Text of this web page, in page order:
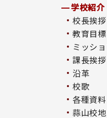
学校紹介
校長挨拶
教育目標
ミッシ
課長挨拶
沿革
校歌
各種資料
蒜山校地